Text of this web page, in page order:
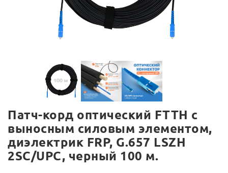
Патч-корд оптический FTTH с
выносным силовым элементом,
диэлектрик FRP, G.657 LSZH
2SC/UPC, черный 100 м.